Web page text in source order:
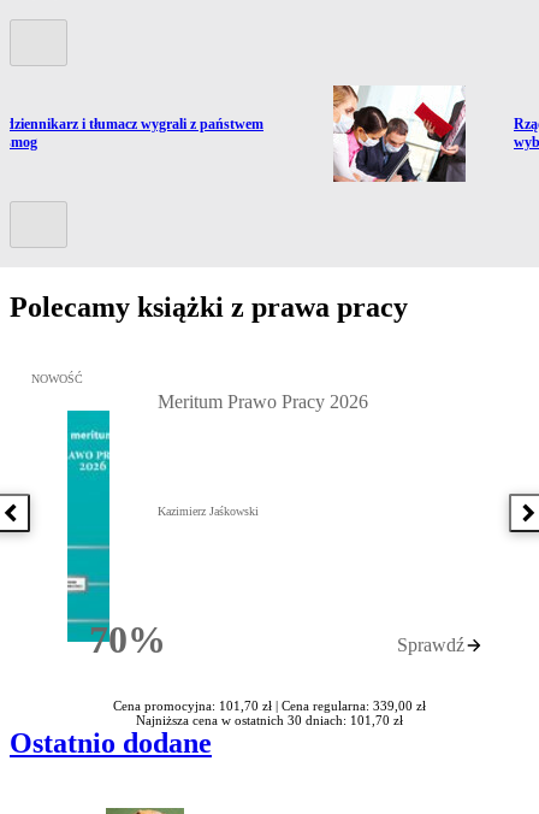
do artykułu:i tłumacz wygrali z państwem
smog
Polecamy książki z prawa pracy
Poprzednia książka
Przejdź do: Meritum Prawo Pracy 2026, Kazimierz Jaśkowski -
NOWOŚĆ
70%Rabatu
Meritum Prawo Pracy 2026
Kazimierz Jaśkowski
Sprawdź
Cena promocyjna: 101,70 zł | Cena regularna: 339,00 zł
Najniższa cena w ostatnich 30 dniach: 101,70 zł
Ostatnio dodane